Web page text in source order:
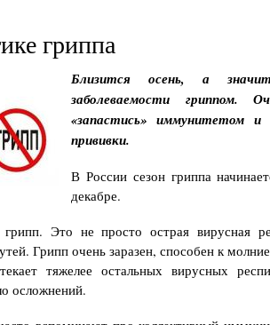
гриппа
Близится осень, а
заболеваемости гриппом.
«запастись» иммунитетом и
прививки.
В России сезон гриппа
декабре.
грипп. Это не просто острая вирусная
Грипп очень заразен, способен к
тяжелее остальных вирусных
осложнений.